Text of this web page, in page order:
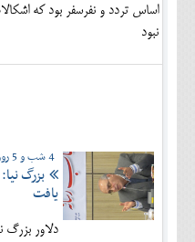
اساس تردد و نفرسفر بود که
نبود
4 شب و 5 روز
بزرگ
یافت
دلاور بزرگ